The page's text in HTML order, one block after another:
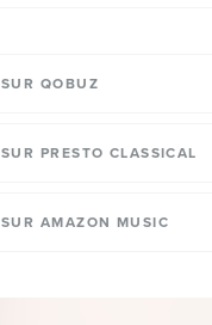
SUR QOBUZ
SUR PRESTO CLASSICAL
SUR AMAZON MUSIC